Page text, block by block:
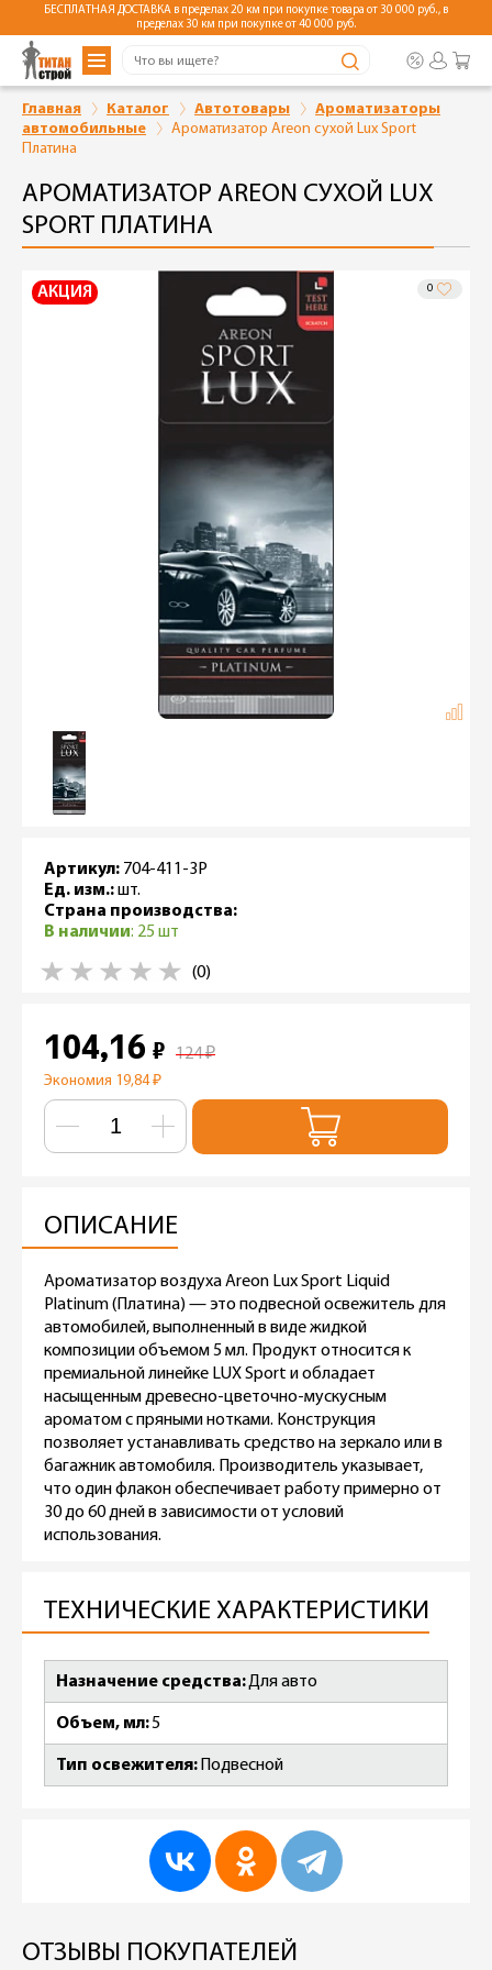
БЕСПЛАТНАЯ ДОСТАВКА в пределах 20 км при покупке товара от 30 000 руб., в
пределах 30 км при покупке от 40 000 руб.
Главная Каталог Автотовары
Ароматизаторы
автомобильные
Ароматизатор Areon сухой Lux Sport
Платина
АРОМАТИЗАТОР AREON СУХОЙ LUX
SPORT ПЛАТИНА
0
АКЦИЯ
Артикул: 704-411-3P
Ед. изм.:шт.
Страна производства:
В наличии: 25 шт
(0)
124₽
104,16 ₽
Экономия 19,84₽
ОПИСАНИЕ
Ароматизатор воздуха Areon Lux Sport Liquid
Platinum (Платина) — это подвесной освежитель для
автомобилей, выполненный в виде жидкой
композиции объемом 5 мл. Продукт относится к
премиальной линейке LUX Sport и обладает
насыщенным древесно-цветочно-мускусным
ароматом с пряными нотками. Конструкция
позволяет устанавливать средство на зеркало или в
багажник автомобиля. Производитель указывает,
что один флакон обеспечивает работу примерно от
30 до 60 дней в зависимости от условий
использования.
ТЕХНИЧЕСКИЕ ХАРАКТЕРИСТИКИ
Назначение средстваДля авто
Объем, мл5
Тип освежителя Подвесной
ОТЗЫВЫ ПОКУПАТЕЛЕЙ